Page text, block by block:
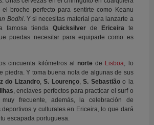
broche perfecto para sentirte como Keanu
Bodhi. Y si necesitas material para lanzarte a
famosa tienda Quicksilverde Ericeirate
puedas necesitar para equiparte como es
cincuenta kilómetros al norte de Lisboa, lo
piedra. Y toma buena nota de algunas de sus
do Lizandro, S. Lourenço, S. Sebastiãoo la
, enclaves perfectos para practicar el surf o
frecuente, además, la celebración de
deportivos y culturales en Ericeira, lo que dará
escapada portuguesa.